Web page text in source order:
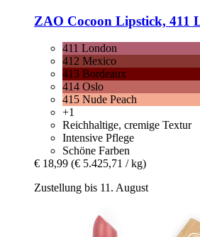
ZAO Cocoon Lipstick, 411
411 London
412 Mexico
413 Bordeaux
414 Oslo
415 Nude Peach
+1
Reichhaltige, cremige Textur
Intensive Pflege
Schöne Farben
€ 18,99 (€ 5.425,71 / kg)
Zustellung bis 11. August